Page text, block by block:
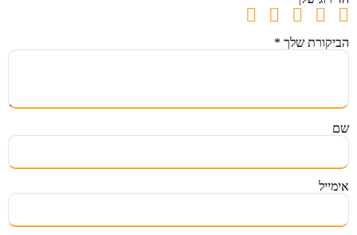
הביקורת שלך *
שם
אימייל